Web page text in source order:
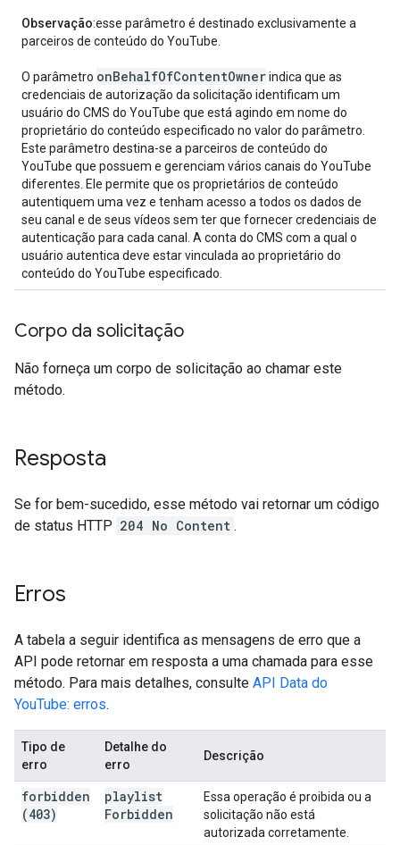
Observação:esse parâmetro é destinado exclusivamente a
parceiros de conteúdo do YouTube.
O parâmetro onBehalfOfContentOwnerindica que as
credenciais de autorização da solicitação identificam um
usuário do CMS do YouTube que está agindo em nome do
proprietário do conteúdo especificado no valor do parâmetro.
Este parâmetro destina-se a parceiros de conteúdo do
YouTube que possuem e gerenciam vários canais do YouTube
diferentes. Ele permite que os proprietários de conteúdo
autentiquem uma vez e tenham acesso a todos os dados de
seu canal e de seus vídeos sem ter que fornecer credenciais de
autenticação para cada canal. A conta do CMS com a qual o
usuário autentica deve estar vinculada ao proprietário do
conteúdo do YouTube especificado.
Corpo da solicitação
Não forneça um corpo de solicitação ao chamar este
método.
Resposta
Se for bem-sucedido, esse método vai retornar um código
de status HTTP 204 No Content .
Erros
A tabela a seguir identifica as mensagens de erro que a
API pode retornar em resposta a uma chamada para esse
método. Para mais detalhes, consulte API Data do
YouTube: erros.
Tipo de
erro
Detalhe do
erro
Descrição
forbidden
(403)
playlist
Forbidden
Essa operação é proibida ou a
solicitação não está
autorizada corretamente.